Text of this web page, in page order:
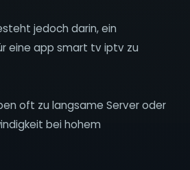
jedoch darin, ein
eine app smart tv iptv zu
oft zu langsame Server oder
bei hohem